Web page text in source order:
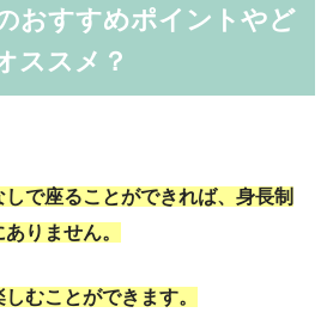
おすすめポイントやど
ススメ？
で座ることができれば、身長制
りません。
むことができます。